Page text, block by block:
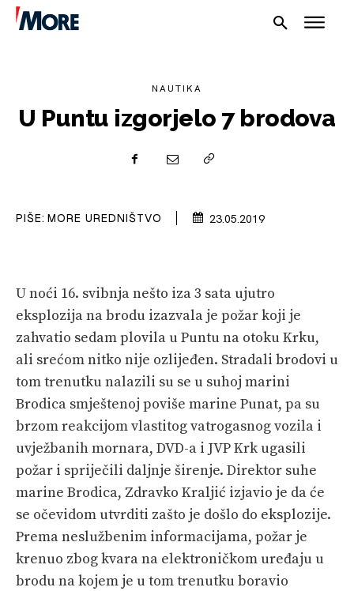
PLOVILA
SPIZA
VELIKE PRIČE
PRETPLATA
SHOP
NAUTIKA
U Puntu izgorjelo 7 brodova
PIŠE: MORE UREDNIŠTVO 23.05.2019
U noći 16. svibnja nešto iza 3 sata ujutro
eksplozija na brodu izazvala je požar koji je
zahvatio sedam plovila u Puntu na otoku Krku,
ali srećom nitko nije ozlijeđen. Stradali brodovi u
tom trenutku nalazili su se u suhoj marini
Brodica smještenoj poviše marine Punat, pa su
brzom reakcijom vlastitog vatrogasnog vozila i
uvježbanih mornara, DVD-a i JVP Krk ugasili
požar i spriječili daljnje širenje. Direktor suhe
marine Brodica, Zdravko Kraljić izjavio je da će
se očevidom utvrditi zašto je došlo do eksplozije.
Prema neslužbenim informacijama, požar je
krenuo zbog kvara na elektroničkom uređaju u
brodu na kojem je u tom trenutku boravio